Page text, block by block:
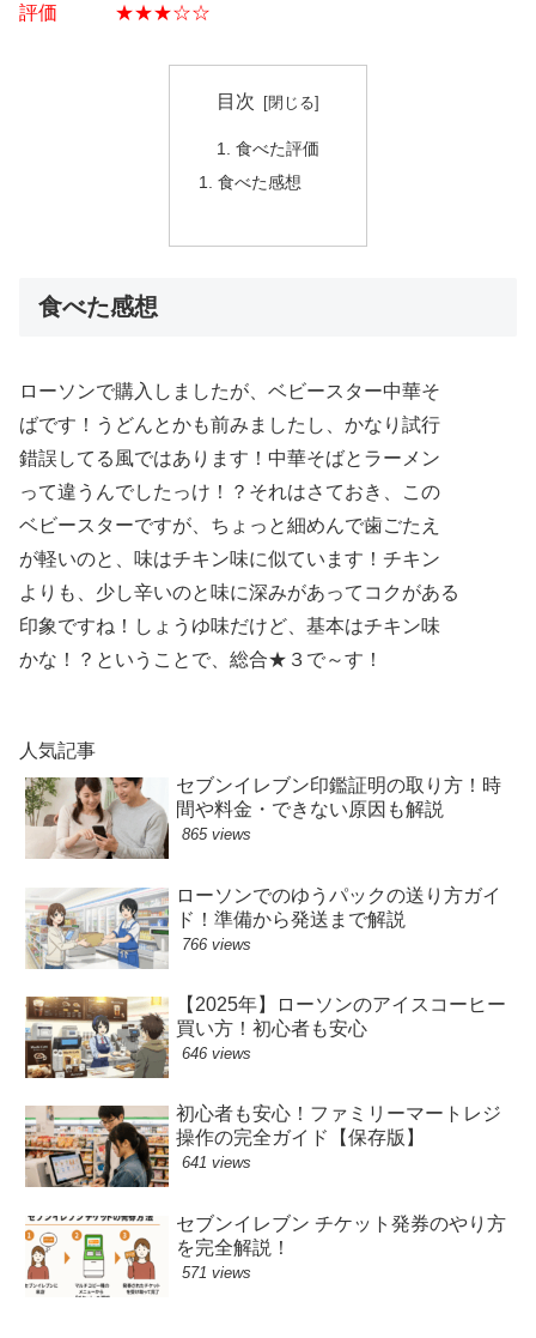
評価 ★★★☆☆
目次
食べた評価
食べた感想
食べた感想
ローソンで購入しましたが、ベビースター中華そ
ばです！うどんとかも前みましたし、かなり試行
錯誤してる風ではあります！中華そばとラーメン
って違うんでしたっけ！？それはさておき、この
ベビースターですが、ちょっと細めんで歯ごたえ
が軽いのと、味はチキン味に似ています！チキン
よりも、少し辛いのと味に深みがあってコクがある
印象ですね！しょうゆ味だけど、基本はチキン味
かな！？ということで、総合★３で～す！
人気記事
セブンイレブン印鑑証明の取り方！時
間や料金・できない原因も解説
865 views
ローソンでのゆうパックの送り方ガイ
ド！準備から発送まで解説
766 views
【2025年】ローソンのアイスコーヒー
買い方！初心者も安心
646 views
初心者も安心！ファミリーマートレジ
操作の完全ガイド【保存版】
641 views
セブンイレブン チケット発券のやり方
を完全解説！
571 views